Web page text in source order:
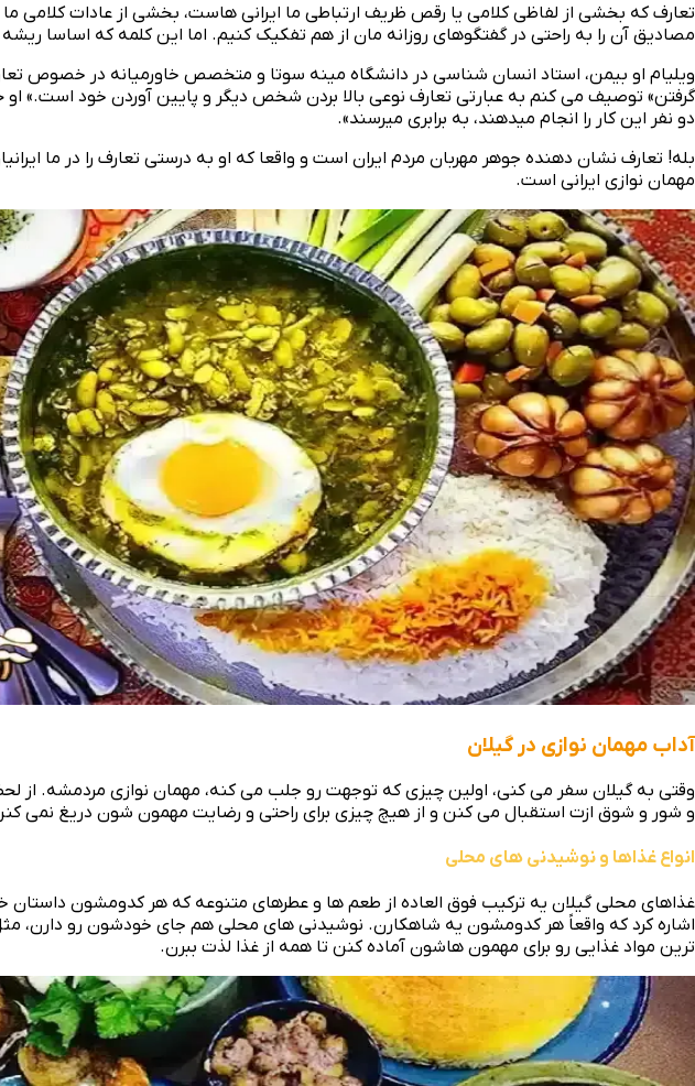
تعارف که بخشی از لفاظی کلامی یا رقص ظریف ارتباطی ما ایرانی‌ هاست، بخشی از عادات کلامی
مصادیق آن را به راحتی در گفتگوهای روزانه‌ مان از هم تفکیک کنیم. اما این کلمه که اساسا
ویلیام او بیمن، استاد انسان شناسی در دانشگاه مینه سوتا و متخصص خاورمیانه در خصوص
گرفتن» توصیف می‌ کنم به عبارتی تعارف نوعی بالا بردن شخص دیگر و پایین آوردن خود است.» او
دو نفر این کار را انجام میدهند، به برابری میرسند».
بله! تعارف نشان دهنده جوهر مهربان مردم ایران است و واقعا که او به درستی تعارف را در ما
مهمان نوازی ایرانی است.
آداب مهمان نوازی در گیلان
وقتی به گیلان سفر می‌ کنی، اولین چیزی که توجهت رو جلب می‌ کنه، مهمان‌ نوازی مردمشه. از
و شور و شوق ازت استقبال می‌ کنن و از هیچ چیزی برای راحتی و رضایت مهمون‌ شون دریغ نمی‌
انواع غذاها و نوشیدنی‌ های محلی
غذاهای محلی گیلان یه ترکیب فوق‌ العاده از طعم‌ ها و عطرهای متنوعه که هر کدومشون داستان
اشاره کرد که واقعاً هر کدومشون یه شاهکارن. نوشیدنی‌ های محلی هم جای خودشون رو
ترین مواد غذایی رو برای مهمون‌ هاشون آماده کنن تا همه از غذا لذت ببرن.